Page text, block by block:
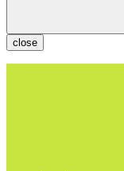
close